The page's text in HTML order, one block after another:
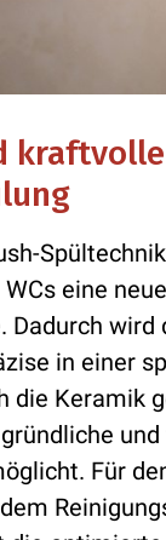
kraftvolle
eine neue
Dadurch wird
in einer
die Keramik
Für